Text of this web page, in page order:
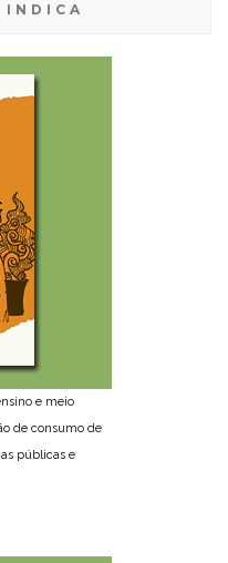
INDICA
e meio
de consumo de
públicas e